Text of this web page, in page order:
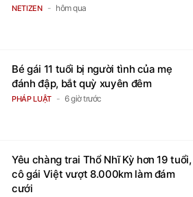
NETIZEN hôm qua
Bé gái 11 tuổi bị người tình của mẹ
đánh đập, bắt quỳ xuyên đêm
PHÁP LUẬT 6 giờ trước
Yêu chàng trai Thổ Nhĩ Kỳ hơn 19 tuổi,
cô gái Việt vượt 8.000km làm đám
cưới